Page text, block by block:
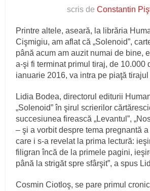
scris de Constantin
Printre altele, aseară, la librăria
Cişmigiu, am aflat că „Solenoid”,
până acum am auzit numai de bine,
a-şi fi terminat primul tiraj, de 10.000
ianuarie 2016, va intra pe piaţă tirajul
Lidia Bodea, directorul editurii
„Solenoid” în şirul scrierilor
succesiunea firească „Levantul”,
– şi a vorbit despre tema pregnantă
care i s-a revelat la prima lectură:
filigran încă de la primele pagini,
până la strigăt spre sfârşit”, a spus
Cosmin Ciotloş, se pare primul